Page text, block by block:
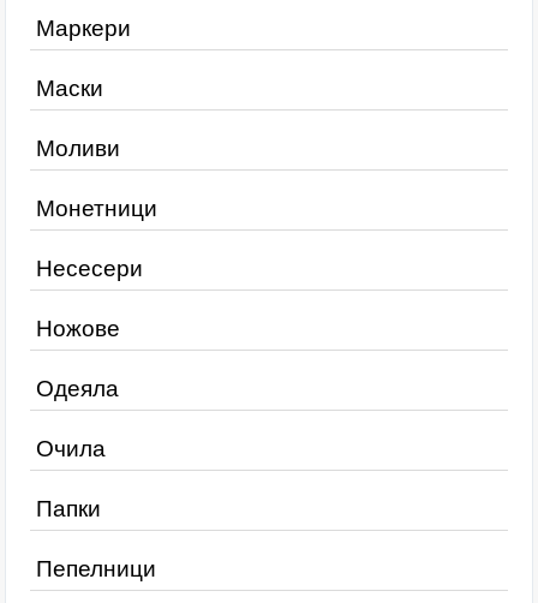
Маркери
Маски
Моливи
Монетници
Несесери
Ножове
Одеяла
Очила
Папки
Пепелници